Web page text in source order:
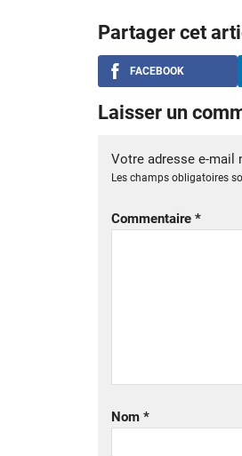
Partager cet
FACEBOOK
Laisser un
Votre adresse e-mail
Les champs obligatoires
Commentaire *
Nom *